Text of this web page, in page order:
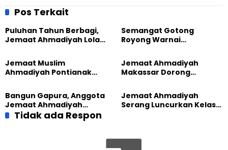
Kurik
Cattleya
Pos Terkait
Puluhan Tahun Berbagi,
Jemaat Ahmadiyah Lolak
Sembako kepada Warga
Semangat Gotong
Royong Warnai
Masjid di Jemaat
Ahmadiyah Sukapura
Jemaat Muslim
Ahmadiyah Pontianak
Jemaat Ahmadiyah
Makassar Dorong
Lewat Edukasi Ekoteologi
Bangun Gapura, Anggota
Jemaat Ahmadiyah
Madukara dan Warga
Jemaat Ahmadiyah
Serang Luncurkan Kelas
Tidak ada Respon